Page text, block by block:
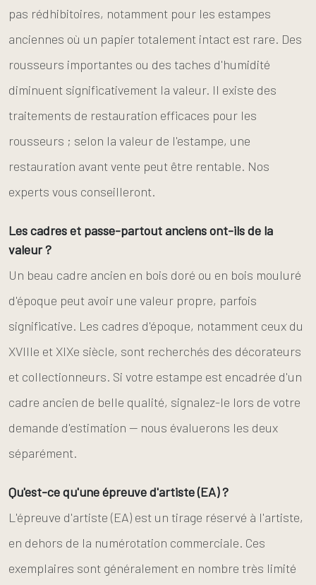
pas rédhibitoires, notamment pour les estampes
anciennes où un papier totalement intact est rare. Des
rousseurs importantes ou des taches d'humidité
diminuent significativement la valeur. Il existe des
traitements de restauration efficaces pour les
rousseurs ; selon la valeur de l'estampe, une
restauration avant vente peut être rentable. Nos
experts vous conseilleront.
Les cadres et passe-partout anciens ont-ils de la
valeur ?
Un beau cadre ancien en bois doré ou en bois mouluré
d'époque peut avoir une valeur propre, parfois
significative. Les cadres d'époque, notamment ceux du
XVIIIe et XIXe siècle, sont recherchés des décorateurs
et collectionneurs. Si votre estampe est encadrée d'un
cadre ancien de belle qualité, signalez-le lors de votre
demande d'estimation — nous évaluerons les deux
séparément.
Qu'est-ce qu'une épreuve d'artiste (EA) ?
L'épreuve d'artiste (EA) est un tirage réservé à l'artiste,
en dehors de la numérotation commerciale. Ces
exemplaires sont généralement en nombre très limité